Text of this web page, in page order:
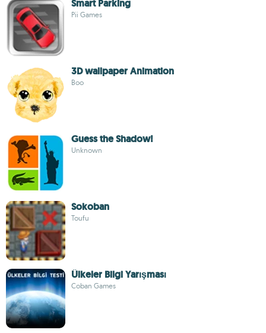
Smart Parking
Pii Games
3D wallpaper Animation
Boo
Guess the Shadow!
Unknown
Sokoban
Toufu
Ülkeler Bilgi Yarışması
Coban Games